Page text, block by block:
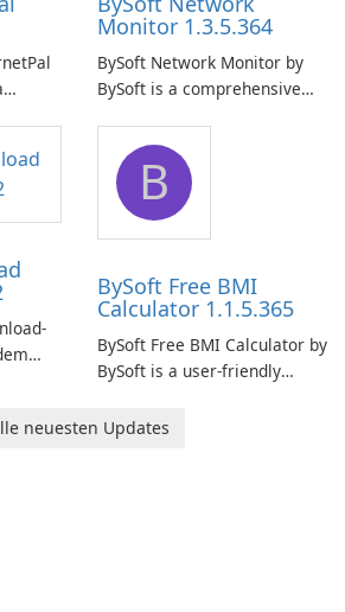
real-
Monitor 1.3.5.364
BySoft Network Monitor by
BySoft is a comprehensive
designed to help businesses
effectively manage their
network infrastructure.
B
BySoft Free BMI
Calculator 1.1.5.365
BySoft Free BMI Calculator by
BySoft is a user-friendly
designed to help you
neuesten Updates